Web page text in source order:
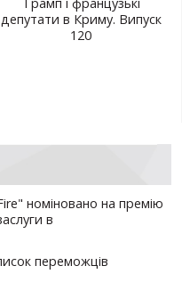
депутати в Криму. Випуск
120
номіновано на премію
в
переможців